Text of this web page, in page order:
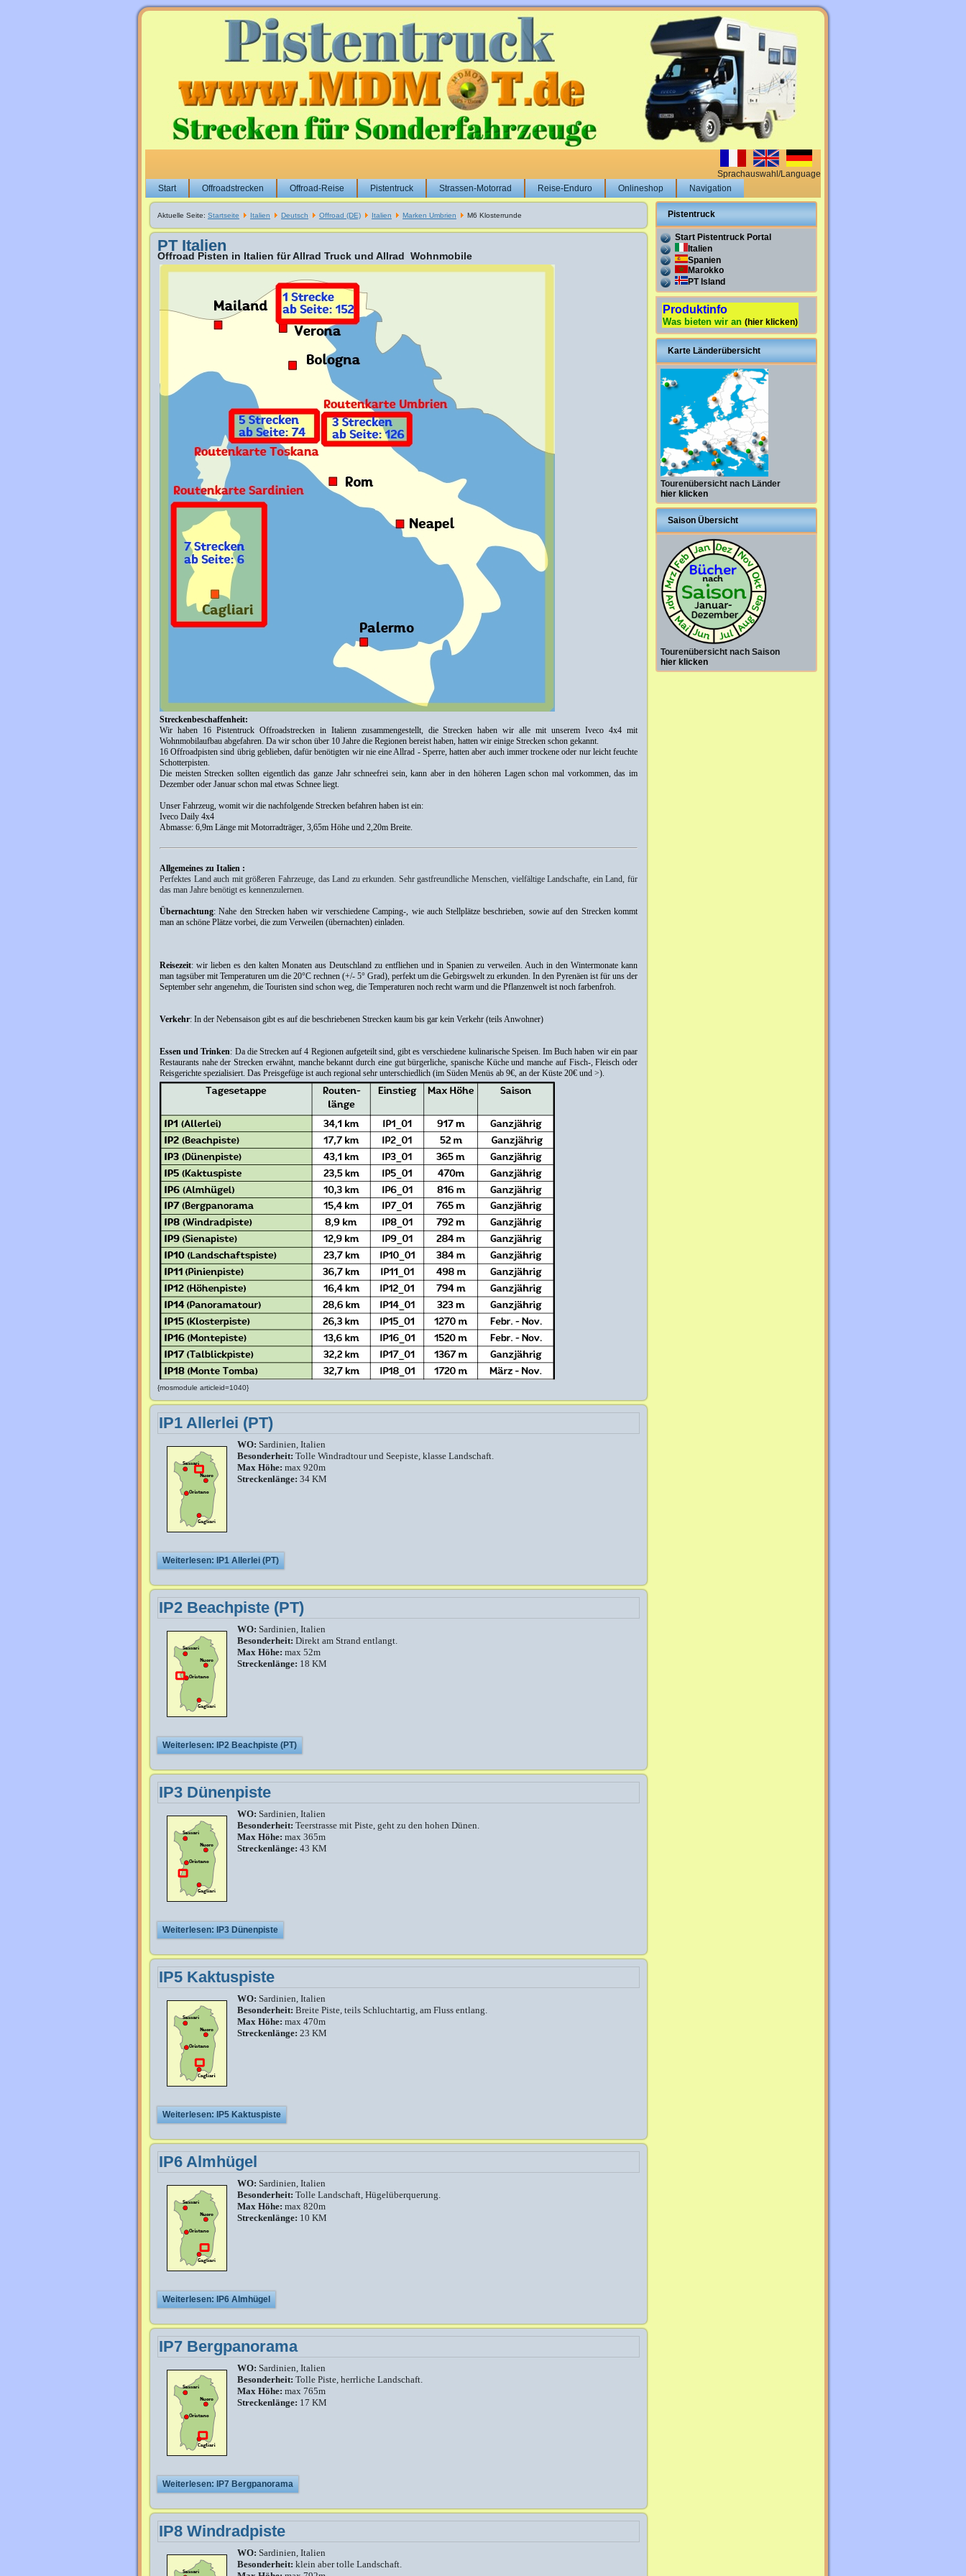
Sprachauswahl/Language
Start
Offroadstrecken Offroad-Reise Pistentruck Strassen-Motorrad Reise-Enduro Onlineshop Navigation
Aktuelle Seite: Startseite Italien Deutsch Offroad (DE) Italien Marken Umbrien M6 Klosterrunde
PT Italien
Offroad Pisten in Italien für Allrad Truck und Allrad Wohnmobile
Streckenbeschaffenheit:
Wir haben 16 Pistentruck Offroadstrecken in Italienn zusammengestellt, die Strecken haben wir alle mit unserem Iveco 4x4 mit
Wohnmobilaufbau abgefahren. Da wir schon über 10 Jahre die Regionen bereist haben, hatten wir einige Strecken schon gekannt.
16 Offroadpisten sind übrig geblieben, dafür benötigten wir nie eine Allrad - Sperre, hatten aber auch immer trockene oder nur leicht feuchte
Schotterpisten.
Die meisten Strecken sollten eigentlich das ganze Jahr schneefrei sein, kann aber in den höheren Lagen schon mal vorkommen, das im
Dezember oder Januar schon mal etwas Schnee liegt.
Unser Fahrzeug, womit wir die nachfolgende Strecken befahren haben ist ein:
Iveco Daily 4x4
Abmasse: 6,9m Länge mit Motorradträger, 3,65m Höhe und 2,20m Breite.
Allgemeines zu Italien :
Perfektes Land auch mit größeren Fahrzeuge, das Land zu erkunden. Sehr gastfreundliche Menschen, vielfältige Landschafte, ein Land, für
das man Jahre benötigt es kennenzulernen.
Übernachtung: Nahe den Strecken haben wir verschiedene Camping-, wie auch Stellplätze beschrieben, sowie auf den Strecken kommt
man an schöne Plätze vorbei, die zum Verweilen (übernachten) einladen.
Reisezeit: wir lieben es den kalten Monaten aus Deutschland zu entfliehen und in Spanien zu verweilen. Auch in den Wintermonate kann
man tagsüber mit Temperaturen um die 20°C rechnen (+/- 5° Grad), perfekt um die Gebirgswelt zu erkunden. In den Pyrenäen ist für uns der
September sehr angenehm, die Touristen sind schon weg, die Temperaturen noch recht warm und die Pflanzenwelt ist noch farbenfroh.
Verkehr: In der Nebensaison gibt es auf die beschriebenen Strecken kaum bis gar kein Verkehr (teils Anwohner)
Essen und Trinken: Da die Strecken auf 4 Regionen aufgeteilt sind, gibt es verschiedene kulinarische Speisen. Im Buch haben wir ein paar
Restaurants nahe der Strecken erwähnt, manche bekannt durch eine gut bürgerliche, spanische Küche und manche auf Fisch-, Fleisch oder
Reisgerichte spezialisiert. Das Preisgefüge ist auch regional sehr unterschiedlich (im Süden Menüs ab 9€, an der Küste 20€ und >).
{mosmodule articleid=1040}
IP1 Allerlei (PT)
WO: Sardinien, Italien
Besonderheit: Tolle Windradtour und Seepiste, klasse Landschaft.
Max Höhe: max 920m
Streckenlänge: 34 KM
Weiterlesen: IP1 Allerlei (PT)
IP2 Beachpiste (PT)
WO: Sardinien, Italien
Besonderheit: Direkt am Strand entlangt.
Max Höhe: max 52m
Streckenlänge: 18 KM
Weiterlesen: IP2 Beachpiste (PT)
IP3 Dünenpiste
WO: Sardinien, Italien
Besonderheit: Teerstrasse mit Piste, geht zu den hohen Dünen.
Max Höhe: max 365m
Streckenlänge: 43 KM
Weiterlesen: IP3 Dünenpiste
IP5 Kaktuspiste
WO: Sardinien, Italien
Besonderheit: Breite Piste, teils Schluchtartig, am Fluss entlang.
Max Höhe: max 470m
Streckenlänge: 23 KM
Weiterlesen: IP5 Kaktuspiste
IP6 Almhügel
WO: Sardinien, Italien
Besonderheit: Tolle Landschaft, Hügelüberquerung.
Max Höhe: max 820m
Streckenlänge: 10 KM
Weiterlesen: IP6 Almhügel
IP7 Bergpanorama
WO: Sardinien, Italien
Besonderheit: Tolle Piste, herrliche Landschaft.
Max Höhe: max 765m
Streckenlänge: 17 KM
Weiterlesen: IP7 Bergpanorama
IP8 Windradpiste
WO: Sardinien, Italien
Besonderheit: klein aber tolle Landschaft.
Pistentruck
Start Pistentruck Portal
Italien
Spanien
Marokko
PT Island
Produktinfo
Was bieten wir an (hier klicken)
Karte Länderübersicht
Tourenübersicht nach Länder
hier klicken
Saison Übersicht
Tourenübersicht nach Saison
hier klicken